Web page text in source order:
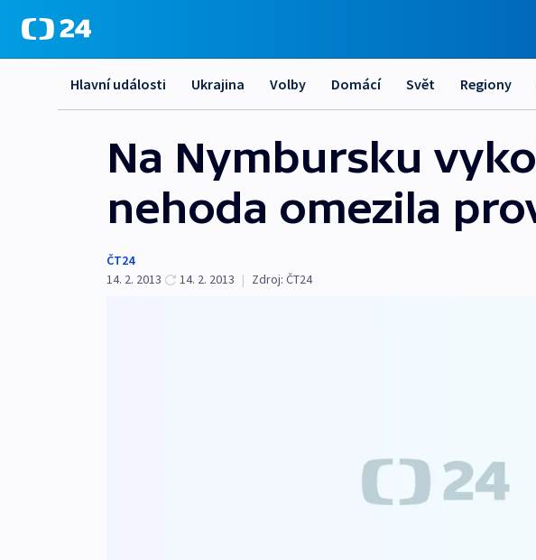
Hlavní události Ukrajina Volby Domácí Svět Regiony
Na Nymbursku
nehoda omezila
ČT24
14. 2. 2013
14. 2. 2013 | Zdroj: ČT24